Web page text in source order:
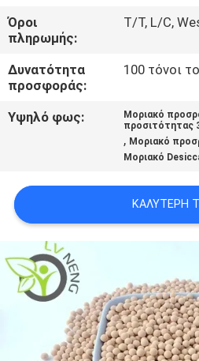
ΕΠΙΚΟΙΝΩΝΉΣΤΕ
ΜΑΖΊ
ΜΑΣ
ΥΠΟΘΈΣΕΙΣ
ΖΗΤΉΣΤΕ
ΜΙΑ
ΠΡΟΣΦΟΡΆ
SITEMAP
Όροι
πληρωμής:
T/T, L/C,
Δυνατότητα
προσφοράς:
100 τόνοι
Υψηλό φως:
Μοριακό
προσιτότητας
, Μοριακό
Μοριακό
ΚΑΛΎΤΕΡΗ